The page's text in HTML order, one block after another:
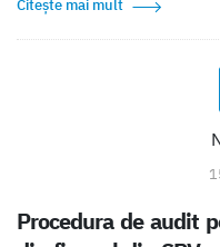
Citește mai mult
Procedura de audit